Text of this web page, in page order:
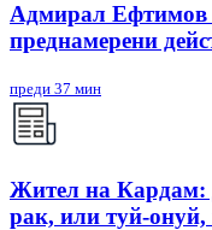
Адмирал Ефтимов
преднамерени
преди 37 мин
Жител на Кардам:
рак, или туй-